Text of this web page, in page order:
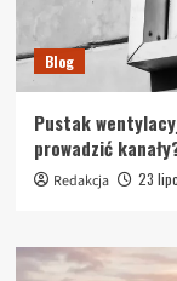
Blog
Pustak
prowadzić
Redakcja 23